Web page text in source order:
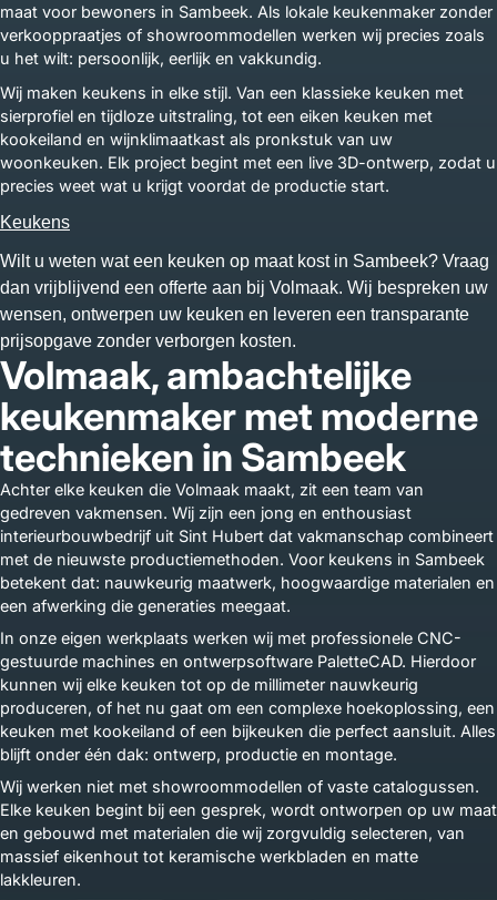
maat voor bewoners in Sambeek. Als lokale keukenmaker zonder
verkooppraatjes of showroommodellen werken wij precies zoals
u het wilt: persoonlijk, eerlijk en vakkundig.
Wij maken keukens in elke stijl. Van een klassieke keuken met
sierprofiel en tijdloze uitstraling, tot een eiken keuken met
kookeiland en wijnklimaatkast als pronkstuk van uw
woonkeuken. Elk project begint met een live 3D-ontwerp, zodat u
precies weet wat u krijgt voordat de productie start.
Keukens
Wilt u weten wat een keuken op maat kost in Sambeek? Vraag
dan vrijblijvend een offerte aan bij Volmaak. Wij bespreken uw
wensen, ontwerpen uw keuken en leveren een transparante
prijsopgave zonder verborgen kosten.
Volmaak, ambachtelijke
keukenmaker met moderne
technieken in Sambeek
Achter elke keuken die Volmaak maakt, zit een team van
gedreven vakmensen. Wij zijn een jong en enthousiast
interieurbouwbedrijf uit Sint Hubert dat vakmanschap combineert
met de nieuwste productiemethoden. Voor keukens in Sambeek
betekent dat: nauwkeurig maatwerk, hoogwaardige materialen en
een afwerking die generaties meegaat.
In onze eigen werkplaats werken wij met professionele CNC-
gestuurde machines en ontwerpsoftware PaletteCAD. Hierdoor
kunnen wij elke keuken tot op de millimeter nauwkeurig
produceren, of het nu gaat om een complexe hoekoplossing, een
keuken met kookeiland of een bijkeuken die perfect aansluit. Alles
blijft onder één dak: ontwerp, productie en montage.
Wij werken niet met showroommodellen of vaste catalogussen.
Elke keuken begint bij een gesprek, wordt ontworpen op uw maat
en gebouwd met materialen die wij zorgvuldig selecteren, van
massief eikenhout tot keramische werkbladen en matte
lakkleuren.